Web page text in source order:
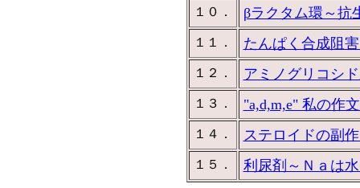
１０． βラクタム環～抗
１１． たんぱく合成阻
１２． アミノグリコシ
１３． "a,d,m,e" 私の作
１４． ステロイドの副
１５． 利尿剤～Ｎａは